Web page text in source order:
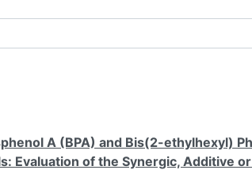
A (BPA) and Bis(2-ethylhexyl)
Evaluation of the Synergic, Additive